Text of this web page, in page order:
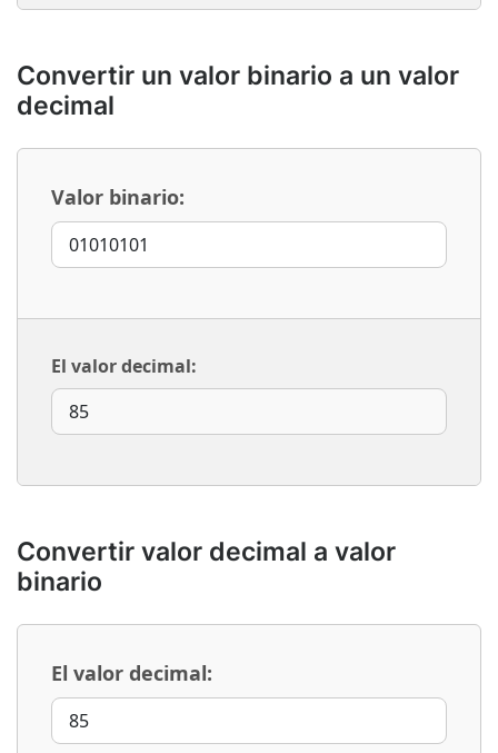
Convertir un valor binario a un valor
decimal
Valor binario:
El valor decimal:
Convertir valor decimal a valor
binario
El valor decimal: